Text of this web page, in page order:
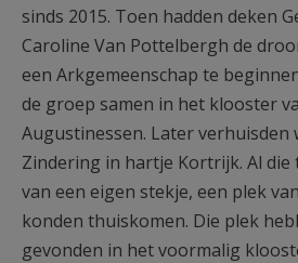
sinds 2015. Toen hadden deken
Caroline Van Pottelbergh de
een Arkgemeenschap te
de groep samen in het klooster
Augustinessen. Later verhuisden
Zindering in hartje Kortrijk. Al die
van een eigen stekje, een plek
konden thuiskomen. Die plek
gevonden in het voormalig